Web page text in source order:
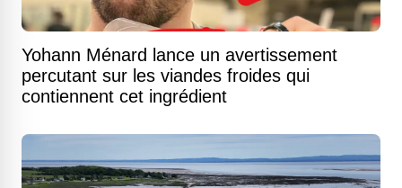
Yohann Ménard lance un avertissement
percutant sur les viandes froides qui
contiennent cet ingrédient